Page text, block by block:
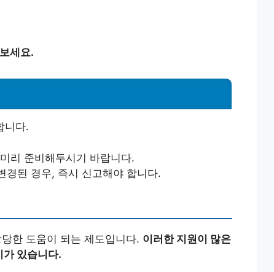
세요.
니다.
리 준비해두시기 바랍니다.
경된 경우, 즉시 신고해야 합니다.
한 도움이 되는 제도입니다. 이러한 지원이 많은
가 있습니다.